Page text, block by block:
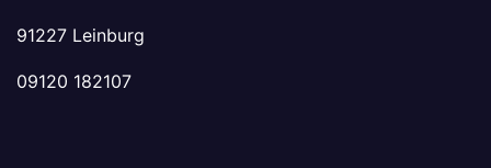
91227 Leinburg
09120 182107